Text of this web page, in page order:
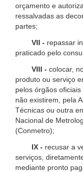
orçamento e
ressalvadas as
partes;
VII - repassar
praticado pelo
VIII - colocar,
produto ou serviço
pelos órgãos
não existirem, pela
Técnicas ou outra
Nacional de
(Conmetro);
IX - recusar a
serviços,
mediante pronto